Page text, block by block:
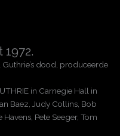
dood, produceerde
in Carnegie Hall in
Baez, Judy Collins, Bob
Pete Seeger, Tom